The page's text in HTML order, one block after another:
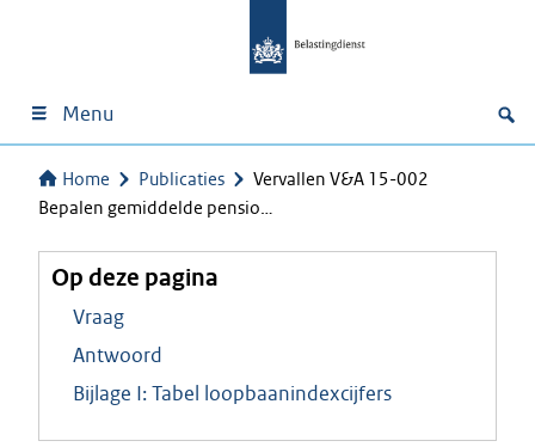
Menu
Home Publicaties
Vervallen V&A 15-002
Bepalen gemiddelde pensio…
Op deze pagina
Vraag
Antwoord
Bijlage I: Tabel loopbaanindexcijfers